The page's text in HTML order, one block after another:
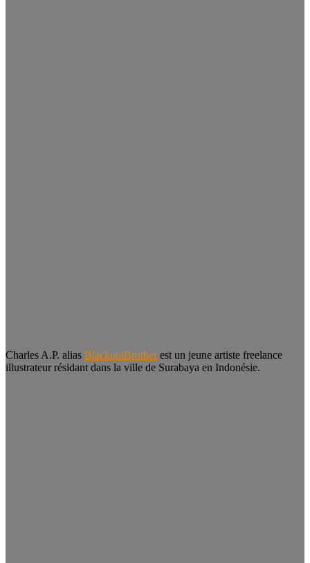
Charles A.P. alias BlackoutBrother est un jeune artiste freelance
illustrateur résidant dans la ville de Surabaya en Indonésie.